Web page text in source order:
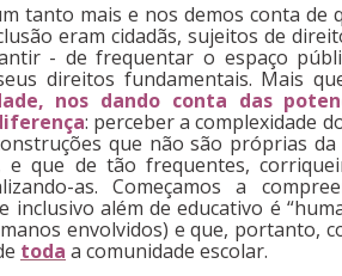
tanto mais e nos demos conta de
eram cidadãs, sujeitos de
- de frequentar o espaço
direitos fundamentais. Mais
nos dando conta das
: perceber a complexidade
que não são próprias da
e que de tão frequentes,
as. Começamos a
inclusivo além de educativo é
envolvidos) e que, portanto,
toda a comunidade escolar.